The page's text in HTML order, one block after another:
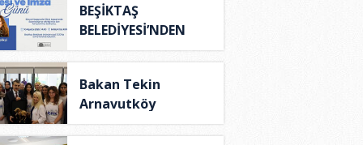
BEŞİKTAŞ
BELEDİYESİ’NDEN
DÜNYA KİTA..
Bakan Tekin
Arnavutköy
Belediyesi’n..